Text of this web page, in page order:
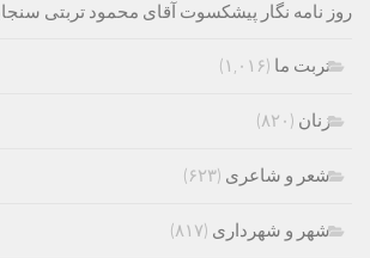
روز نامه نگار پیشکسوت آقای محمود تربتی
تربت ما (۱,۰۱۶)
زنان (۸۲۰)
شعر و شاعری (۶۲۳)
شهر و شهرداری (۸۱۷)